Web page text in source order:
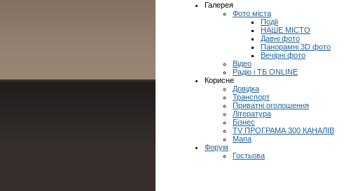
Галерея
Фото міста
Події
НАШЕ МІСТО
Давні фото
Панорамні 3D фото
Вечірні фото
Відео
Радіо і ТБ ONLINE
Корисне
Довідка
Транспорт
Приватні оголошення
Література
Бізнес
TV ПРОГРАМА 300 КАНАЛІВ
Мапа
Форум
Гостьова